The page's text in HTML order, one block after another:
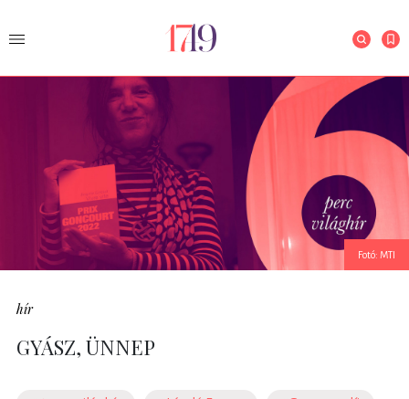
Fotó: MTI
hír
GYÁSZ, ÜNNEP